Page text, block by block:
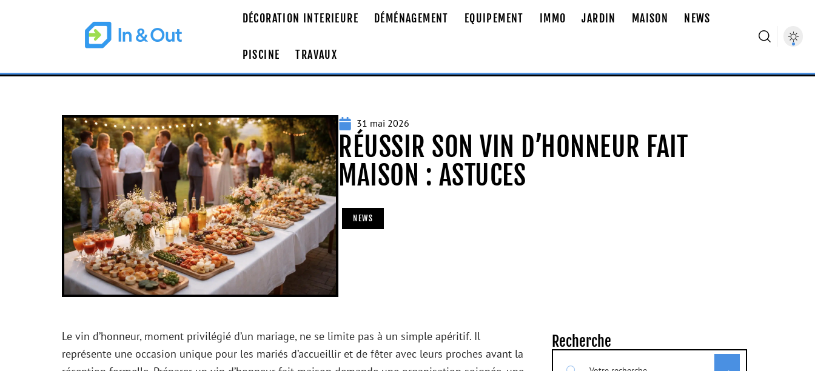
DÉCORATION INTERIEURE DÉMÉNAGEMENT EQUIPEMENT IMMO JARDIN MAISON NEWS
PISCINE TRAVAUX
31 mai 2026
RÉUSSIR SON VIN D’HONNEUR FAIT
MAISON : ASTUCES
NEWS
Le vin d’honneur, moment privilégié d’un mariage, ne se limite pas à un simple apéritif. Il
représente une occasion unique pour les mariés d’accueillir et de fêter avec leurs proches avant la
Recherche